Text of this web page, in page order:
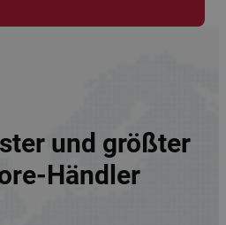
und größter
Händler